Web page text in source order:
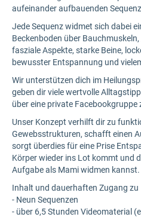
aufeinander aufbauenden
Jede Sequenz widmet sich dabei
Beckenboden über
fasziale Aspekte, starke Beine,
bewusster Entspannung und
Wir unterstützen dich im
geben dir viele wertvolle
über eine private Facebookgruppe
Unser Konzept verhilft dir zu
Gewebsstrukturen, schafft einen
sorgt überdies für eine Prise
Körper wieder ins Lot kommt und
Aufgabe als Mami widmen kannst.
Inhalt und dauerhaften Zugang zu
- Neun Sequenzen
- über 6,5 Stunden Videomaterial